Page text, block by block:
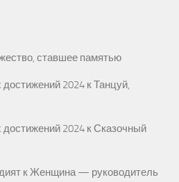
ставшее памятью
2024 кТанцуй,
2024 кСказочный
кЖенщина — руководитель